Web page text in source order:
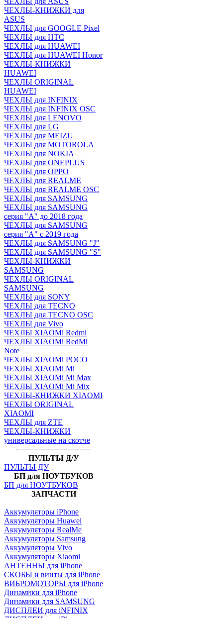
ЧЕХЛЫ-КНИЖКИ для
ASUS
ЧЕХЛЫ для GOOGLE Pixel
ЧЕХЛЫ для HTC
ЧЕХЛЫ для HUAWEI
ЧЕХЛЫ для HUAWEI Honor
ЧЕХЛЫ-КНИЖКИ
HUAWEI
ЧЕХЛЫ ORIGINAL
HUAWEI
ЧЕХЛЫ для INFINIX
ЧЕХЛЫ для INFINIX OSC
ЧЕХЛЫ для LENOVO
ЧЕХЛЫ для LG
ЧЕХЛЫ для MEIZU
ЧЕХЛЫ для MOTOROLA
ЧЕХЛЫ для NOKIA
ЧЕХЛЫ для ONEPLUS
ЧЕХЛЫ для OPPO
ЧЕХЛЫ для REALME
ЧЕХЛЫ для REALME OSC
ЧЕХЛЫ для SAMSUNG
ЧЕХЛЫ для SAMSUNG
серия "A" до 2018 года
ЧЕХЛЫ для SAMSUNG
серия "A" с 2019 года
ЧЕХЛЫ для SAMSUNG "J"
ЧЕХЛЫ для SAMSUNG "S"
ЧЕХЛЫ-КНИЖКИ
SAMSUNG
ЧЕХЛЫ ORIGINAL
SAMSUNG
ЧЕХЛЫ для SONY
ЧЕХЛЫ для TECNO
ЧЕХЛЫ для TECNO OSC
ЧЕХЛЫ для Vivo
ЧЕХЛЫ XIAOMi Redmi
ЧЕХЛЫ XIAOMi RedMi
Note
ЧЕХЛЫ XIAOMi POCO
ЧЕХЛЫ XIAOMi Mi
ЧЕХЛЫ XIAOMi Mi Max
ЧЕХЛЫ XIAOMi Mi Mix
ЧЕХЛЫ-КНИЖКИ XIAOMI
ЧЕХЛЫ ORIGINAL
XIAOMI
ЧЕХЛЫ для ZTE
ЧЕХЛЫ-КНИЖКИ
универсальные на скотче
ПУЛЬТЫ Д/У
ПУЛЬТЫ ДУ
БП для НОУТБУКОВ
БП для НОУТБУКОВ
ЗАПЧАСТИ
Аккумуляторы iPhone
Аккумуляторы Huawei
Аккумуляторы RealMe
Аккумуляторы Samsung
Аккумуляторы Vivo
Аккумуляторы Xiaomi
АНТЕННЫ для iPhone
СКОБЫ и винты для iPhone
ВИБРОМОТОРЫ для iPhone
Динамики для iPhone
Динамики для SAMSUNG
ДИСПЛЕИ для iNFINIX